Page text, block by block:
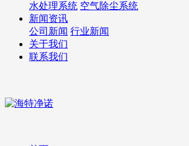
水处理系统 空气除尘系统
新闻资讯
公司新闻 行业新闻
关于我们
联系我们